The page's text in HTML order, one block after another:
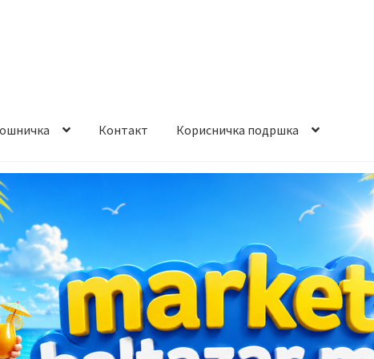
Контакт Корисничка подршка
и начин на плаќање
на производ Услови за користење